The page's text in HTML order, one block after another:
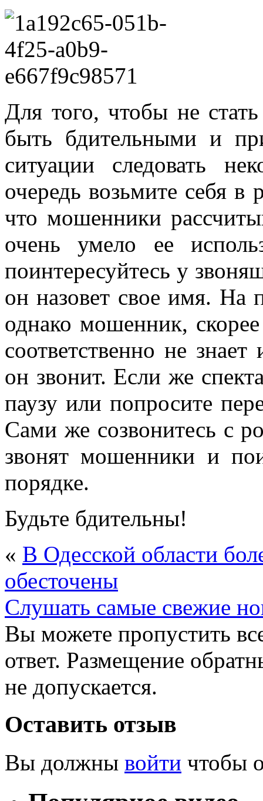
Для того, чтобы не
быть бдительными и
ситуации следовать
очередь возьмите себя в
что мошенники
очень умело ее
поинтересуйтесь у
он назовет свое имя. На
однако мошенник, скорее
соответственно не
он звонит. Если же
паузу или попросите
Сами же созвонитесь с
звонят мошенники и
порядке.
Будьте бдительны!
« В Одесской области
обесточены
Cлушать самые свежие
Вы можете пропустить
ответ. Размещение
не допускается.
Оставить отзыв
Вы должны войти чтобы